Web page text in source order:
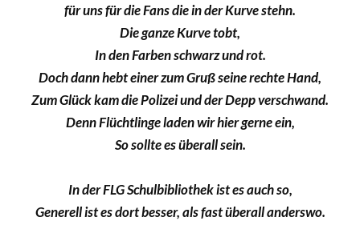
für uns für die Fans die in der Kurve stehn.
Die ganze Kurve tobt,
In den Farben schwarz und rot.
Doch dann hebt einer zum Gruß seine rechte Hand,
Zum Glück kam die Polizei und der Depp verschwand.
Denn Flüchtlinge laden wir hier gerne ein,
So sollte es überall sein.
In der FLG Schulbibliothek ist es auch so,
Generell ist es dort besser, als fast überall anderswo.